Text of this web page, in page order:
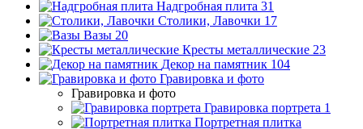
Надгробная плита 31
Столики, Лавочки 17
Вазы 20
Кресты металлические 23
Декор на памятник 104
Гравировка и фото
Гравировка и фото
Гравировка портрета 1
Портретная плитка